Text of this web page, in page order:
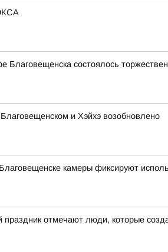
Благовещенска состоялось
и Хэйхэ возобновлено
камеры фиксируют
праздник отмечают люди, которые